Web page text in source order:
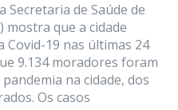
de Saúde de
mostra que a cidade
Covid-19 nas últimas 24
9.134 moradores foram
na cidade, dos
Os casos